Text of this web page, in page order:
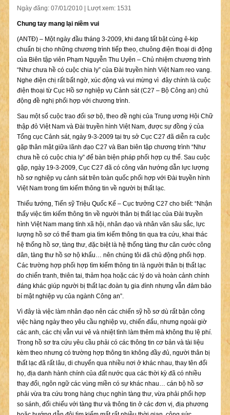
Ngày đăng: 07/01/2010 | Lượt xem: 1531
Chung tay mang lại niềm vui
(ANTĐ) – Một ngày đầu tháng 3-2009, khi đang tất bật cùng ê-kip
chuẩn bị cho những chương trình tiếp theo, chuông điện thoại di động
của Biên tập viên Phạm Nguyễn Thu Uyên – Chủ nhiệm chương trình
“Như chưa hề có cuộc chia ly” của Đài truyền hình Việt Nam reo vang.
Nghe điện chị rất bất ngờ, xúc động và vui mừng vì đây chính là cuộc
điện thoại từ Cục Hồ sơ nghiệp vụ Cảnh sát (C27 – Bộ Công an) chủ
động đề nghị phối hợp với chương trình.
Sau một số cuộc trao đổi sơ bộ, theo đề nghị của Trung ương Hội Chữ
thập đỏ Việt Nam và Đài truyền hình Việt Nam, được sự đồng ý của
Tổng cục Cảnh sát, ngày 9-3-2009 tại trụ sở Cục C27 đã diễn ra cuộc
gặp thân mật giữa lãnh đạo C27 và Ban biên tập chương trình “Như
chưa hề có cuộc chia ly” để bàn biện pháp phối hợp cụ thể. Sau cuộc
gặp, ngày 19-3-2009, Cục C27 đã có công văn hướng dẫn lực lượng
hồ sơ nghiệp vụ cảnh sát trên toàn quốc phối hợp với Đài truyền hình
Việt Nam trong tìm kiếm thông tin về người bị thất lạc.
Thiếu tướng, Tiến sỹ Triệu Quốc Kế – Cục trưởng C27 cho biết: “Nhận
thấy việc tìm kiếm thông tin về người thân bị thất lạc của Đài truyền
hình Việt Nam mang tính xã hội, nhân đạo và nhân văn sâu sắc, lực
lượng hồ sơ có thể tham gia tìm kiếm thông tin qua tra cứu, khai thác
hệ thống hồ sơ, tàng thư, đặc biệt là hệ thống tàng thư căn cước công
dân, tàng thư hồ sơ hộ khẩu… nên chúng tôi đã chủ động phối hợp.
Các trường hợp phối hợp tìm kiếm thông tin là người thân bị thất lạc
do chiến tranh, thiên tai, thảm họa hoặc các lý do và hoàn cảnh chính
đáng khác giúp người bị thất lạc đoàn tụ gia đình nhưng vẫn đảm bảo
bí mật nghiệp vụ của ngành Công an”.
Vì đây là việc làm nhân đạo nên các chiến sỹ hồ sơ dù rất bận công
việc hàng ngày theo yêu cầu nghiệp vụ, chiến đấu, nhưng ngoài giờ
các anh, các chị vẫn vui vẻ và nhiệt tình làm thêm mà không thu lệ phí.
Trong hồ sơ tra cứu yêu cầu phải có các thông tin cơ bản và tài liệu
kèm theo nhưng có trường hợp thông tin không đầy đủ, người thân bị
thất lạc đã rất lâu, di chuyển qua nhiều nơi ở khác nhau, thay tên đổi
họ, địa danh hành chính của đất nước qua các thời kỳ đã có nhiều
thay đổi, ngôn ngữ các vùng miền có sự khác nhau… cán bộ hồ sơ
phải vừa tra cứu trong hàng chục nghìn tàng thư, vừa phải phối hợp
so sánh, đối chiếu với tàng thư và thông tin ở các đơn vị, địa phương